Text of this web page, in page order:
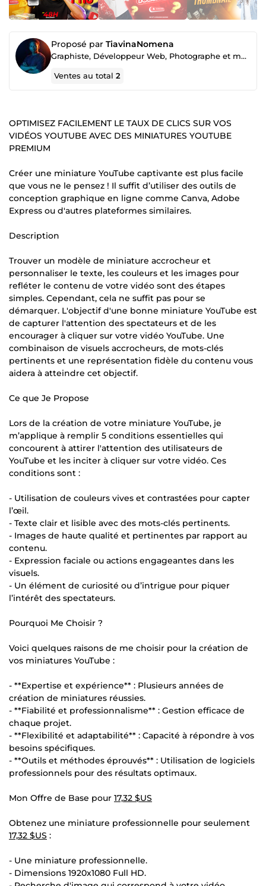
Proposé par TiavinaNomena
Graphiste, Développeur Web, Photographe et monteur vidéo
Ventes au total2
OPTIMISEZ FACILEMENT LE TAUX DE CLICS SUR VOS
VIDÉOS YOUTUBE AVEC DES MINIATURES YOUTUBE
PREMIUM
Créer une miniature YouTube captivante est plus facile
que vous ne le pensez ! Il suffit d’utiliser des outils de
conception graphique en ligne comme Canva, Adobe
Express ou d'autres plateformes similaires.
Description
Trouver un modèle de miniature accrocheur et
personnaliser le texte, les couleurs et les images pour
refléter le contenu de votre vidéo sont des étapes
simples. Cependant, cela ne suffit pas pour se
démarquer. L'objectif d'une bonne miniature YouTube est
de capturer l'attention des spectateurs et de les
encourager à cliquer sur votre vidéo YouTube. Une
combinaison de visuels accrocheurs, de mots-clés
pertinents et une représentation fidèle du contenu vous
aidera à atteindre cet objectif.
Ce que Je Propose
Lors de la création de votre miniature YouTube, je
m’applique à remplir 5 conditions essentielles qui
concourent à attirer l'attention des utilisateurs de
YouTube et les inciter à cliquer sur votre vidéo. Ces
conditions sont :
- Utilisation de couleurs vives et contrastées pour capter
l’œil.
- Texte clair et lisible avec des mots-clés pertinents.
- Images de haute qualité et pertinentes par rapport au
contenu.
- Expression faciale ou actions engageantes dans les
visuels.
- Un élément de curiosité ou d’intrigue pour piquer
l’intérêt des spectateurs.
Pourquoi Me Choisir ?
Voici quelques raisons de me choisir pour la création de
vos miniatures YouTube :
- **Expertise et expérience** : Plusieurs années de
création de miniatures réussies.
- **Fiabilité et professionnalisme** : Gestion efficace de
chaque projet.
- **Flexibilité et adaptabilité** : Capacité à répondre à vos
besoins spécifiques.
- **Outils et méthodes éprouvés** : Utilisation de logiciels
professionnels pour des résultats optimaux.
Mon Offre de Base pour 17,32 $US
Obtenez une miniature professionnelle pour seulement
17,32 $US :
- Une miniature professionnelle.
- Dimensions 1920x1080 Full HD.